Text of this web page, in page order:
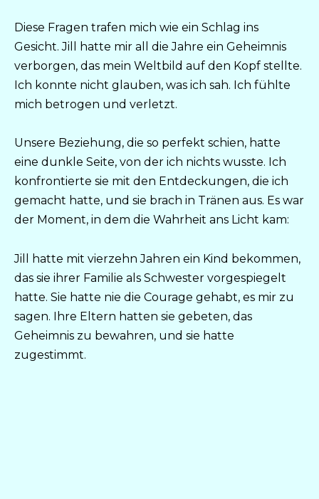
Diese Fragen trafen mich wie ein Schlag ins
Gesicht. Jill hatte mir all die Jahre ein Geheimnis
verborgen, das mein Weltbild auf den Kopf stellte.
Ich konnte nicht glauben, was ich sah. Ich fühlte
mich betrogen und verletzt.
Unsere Beziehung, die so perfekt schien, hatte
eine dunkle Seite, von der ich nichts wusste. Ich
konfrontierte sie mit den Entdeckungen, die ich
gemacht hatte, und sie brach in Tränen aus. Es war
der Moment, in dem die Wahrheit ans Licht kam:
Jill hatte mit vierzehn Jahren ein Kind bekommen,
das sie ihrer Familie als Schwester vorgespiegelt
hatte. Sie hatte nie die Courage gehabt, es mir zu
sagen. Ihre Eltern hatten sie gebeten, das
Geheimnis zu bewahren, und sie hatte
zugestimmt.